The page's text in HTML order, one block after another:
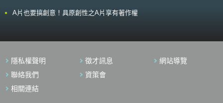
書，並於同意書上載明授權蒐集、處理、利用其個人資料之範圍。
A片也要搞創意！具原創性之A片享有著作權
隱私權聲明 徵才訊息
網站導覽
聯絡我們
資策會
相關連結